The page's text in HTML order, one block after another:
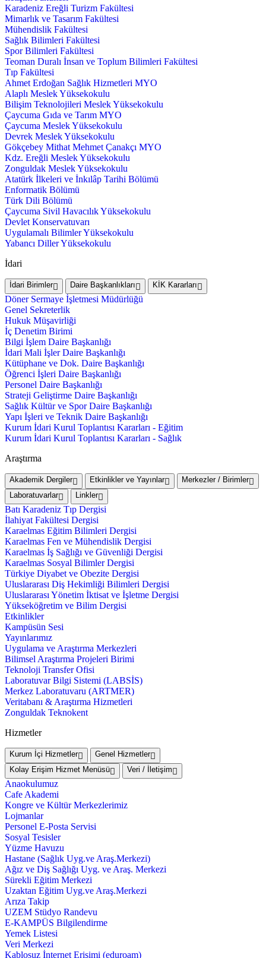
Karadeniz Ereğli Turizm Fakültesi
Mimarlık ve Tasarım Fakültesi
Mühendislik Fakültesi
Sağlık Bilimleri Fakültesi
Spor Bilimleri Fakültesi
Teoman Duralı İnsan ve Toplum Bilimleri Fakültesi
Tıp Fakültesi
Ahmet Erdoğan Sağlık Hizmetleri MYO
Alaplı Meslek Yüksekokulu
Bilişim Teknolojileri Meslek Yüksekokulu
Çaycuma Gıda ve Tarım MYO
Çaycuma Meslek Yüksekokulu
Devrek Meslek Yüksekokulu
Gökçebey Mithat Mehmet Çanakçı MYO
Kdz. Ereğli Meslek Yüksekokulu
Zonguldak Meslek Yüksekokulu
Atatürk İlkeleri ve İnkılâp Tarihi Bölümü
Enformatik Bölümü
Türk Dili Bölümü
Çaycuma Sivil Havacılık Yüksekokulu
Devlet Konservatuvarı
Uygulamalı Bilimler Yüksekokulu
Yabancı Diller Yüksekokulu
İdari
İdari Birimler Daire Başkanlıkları KİK Kararları
Döner Sermaye İşletmesi Müdürlüğü
Genel Sekreterlik
Hukuk Müşavirliği
İç Denetim Birimi
Bilgi İşlem Daire Başkanlığı
İdari Mali İşler Daire Başkanlığı
Kütüphane ve Dok. Daire Başkanlığı
Öğrenci İşleri Daire Başkanlığı
Personel Daire Başkanlığı
Strateji Geliştirme Daire Başkanlığı
Sağlık Kültür ve Spor Daire Başkanlığı
Yapı İşleri ve Teknik Daire Başkanlığı
Kurum İdari Kurul Toplantısı Kararları - Eğitim
Kurum İdari Kurul Toplantısı Kararları - Sağlık
Araştırma
Akademik Dergiler Etkinlikler ve Yayınlar
Merkezler / Birimler
Laboratuvarlar
Linkler
Batı Karadeniz Tıp Dergisi
İlahiyat Fakültesi Dergisi
Karaelmas Eğitim Bilimleri Dergisi
Karaelmas Fen ve Mühendislik Dergisi
Karaelmas İş Sağlığı ve Güvenliği Dergisi
Karaelmas Sosyal Bilimler Dergisi
Türkiye Diyabet ve Obezite Dergisi
Uluslararası Diş Hekimliği Bilimleri Dergisi
Uluslararası Yönetim İktisat ve İşletme Dergisi
Yükseköğretim ve Bilim Dergisi
Etkinlikler
Kampüsün Sesi
Yayınlarımız
Uygulama ve Araştırma Merkezleri
Bilimsel Araştırma Projeleri Birimi
Teknoloji Transfer Ofisi
Laboratuvar Bilgi Sistemi (LABSİS)
Merkez Laboratuvaru (ARTMER)
Veritabanı & Araştırma Hizmetleri
Zonguldak Teknokent
Hizmetler
Kurum İçi Hizmetler
Genel Hizmetler
Kolay Erişim Hizmet Menüsü
Veri / İletişim
Anaokulumuz
Cafe Akademi
Kongre ve Kültür Merkezlerimiz
Lojmanlar
Personel E-Posta Servisi
Sosyal Tesisler
Yüzme Havuzu
Hastane (Sağlık Uyg.ve Araş.Merkezi)
Ağız ve Diş Sağlığı Uyg. ve Araş. Merkezi
Sürekli Eğitim Merkezi
Uzaktan Eğitim Uyg.ve Araş.Merkezi
Arıza Takip
UZEM Stüdyo Randevu
E-KAMPÜS Bilgilendirme
Yemek Listesi
Veri Merkezi
Kablosuz İnternet Erişimi (eduroam)